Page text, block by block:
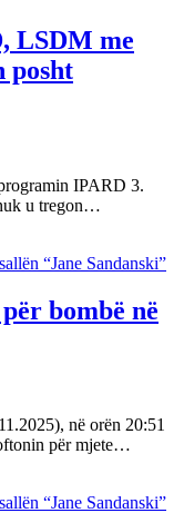
LSDM me
posht
IPARD 3.
u tregon…
bombë në
në orën 20:51
për mjete…